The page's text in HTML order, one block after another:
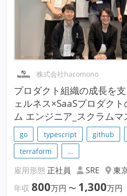
株式会社hacomono
プロダクト組織の成長を
ェルネス×SaaSプロダク
ム エンジニア_スクラムマ
go typescript github
terraform
…
雇用形態 正社員 SRE
東
年収 800万円 〜 1,300万円